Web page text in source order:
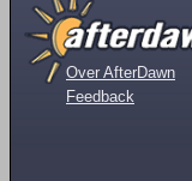
Over AfterDawn
Feedback